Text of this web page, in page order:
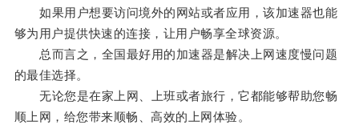
如果用户想要访问境外的网站或者应用，该加速器也能
够为用户提供快速的连接，让用户畅享全球资源。
总而言之，全国最好用的加速器是解决上网速度慢问题
的最佳选择。
无论您是在家上网、上班或者旅行，它都能够帮助您畅
顺上网，给您带来顺畅、高效的上网体验。